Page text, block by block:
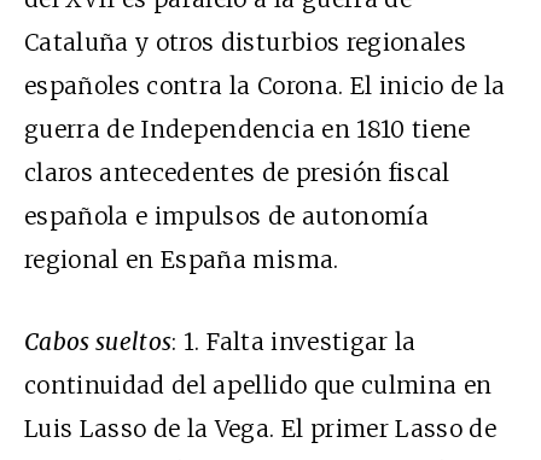
Cataluña y otros disturbios regionales
españoles contra la Corona. El inicio de la
guerra de Independencia en 1810 tiene
claros antecedentes de presión fiscal
española e impulsos de autonomía
regional en España misma.
Cabos sueltos: 1. Falta investigar la
continuidad del apellido que culmina en
Luis Lasso de la Vega. El primer Lasso de